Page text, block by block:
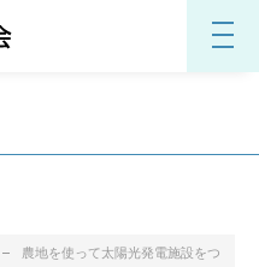
農地を使って太陽光発電施設をつくり